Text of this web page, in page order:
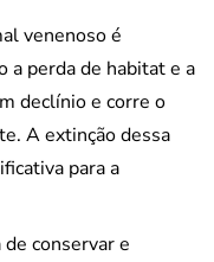
venenoso é
a perda de habitat e a
declínio e corre o
A extinção dessa
para a
conservar e